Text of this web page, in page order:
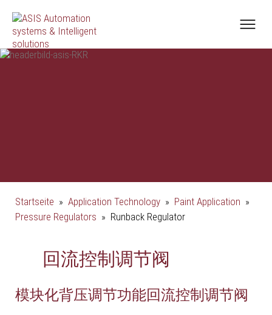
Startseite » Application Technology » Paint Application »
Pressure Regulators » Runback Regulator
回流控制调节阀
模块化背压调节功能回流控制调节阀